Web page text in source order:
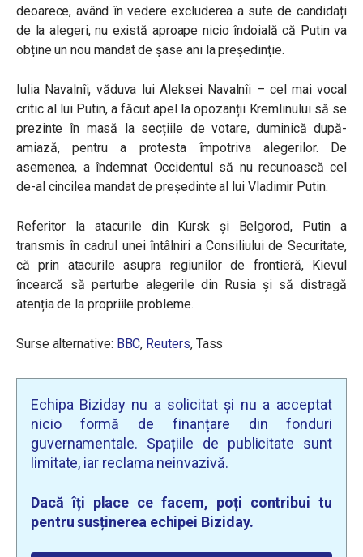
deoarece, având în vedere excluderea a sute de candidați
de la alegeri, nu există aproape nicio îndoială că Putin va
obține un nou mandat de șase ani la președinție.
Iulia Navalnîi, văduva lui Aleksei Navalnîi – cel mai vocal
critic al lui Putin, a făcut apel la opozanții Kremlinului să se
prezinte în masă la secțiile de votare, duminică după-
amiază, pentru a protesta împotriva alegerilor. De
asemenea, a îndemnat Occidentul să nu recunoască cel
de-al cincilea mandat de președinte al lui Vladimir Putin.
Referitor la atacurile din Kursk și Belgorod, Putin a
transmis în cadrul unei întâlniri a Consiliului de Securitate,
că prin atacurile asupra regiunilor de frontieră, Kievul
încearcă să perturbe alegerile din Rusia și să distragă
atenția de la propriile probleme.
Surse alternative: BBC, Reuters, Tass
Echipa Biziday nu a solicitat și nu a acceptat
nicio formă de finanțare din fonduri
guvernamentale. Spațiile de publicitate sunt
limitate, iar reclama neinvazivă.
Dacă îți place ce facem, poți contribui tu
pentru susținerea echipei Biziday.